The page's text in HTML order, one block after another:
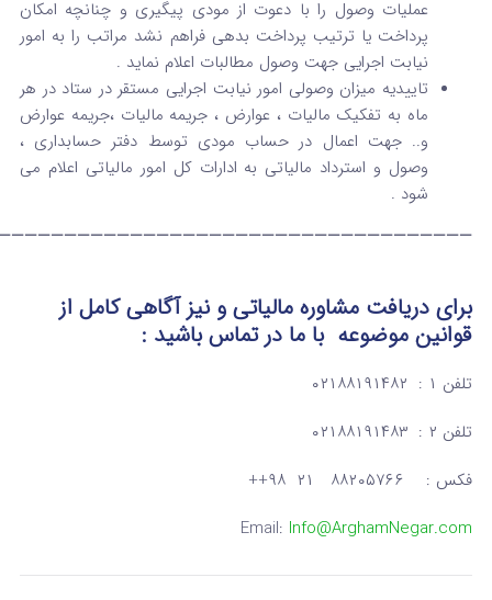
عملیات وصول را با دعوت از مودی پیگیری و چنانچه امکان
پرداخت یا ترتیب پرداخت بدهی فراهم نشد مراتب را به امور
نیابت اجرایی جهت وصول مطالبات اعلام نماید .
تاییدیه میزان وصولی امور نیابت اجرایی مستقر در ستاد در هر
ماه به تفکیک مالیات ، عوارض ، جریمه مالیات ،جریمه عوارض
و.. جهت اعمال در حساب مودی توسط دفتر حسابداری ،
وصول و استرداد مالیاتی به ادارات کل امور مالیاتی اعلام می
شود .
برای دریافت مشاوره مالیاتی و نیز آگاهی کامل از
قوانین موضوعه با ما در تماسباشید :
تلفن ۱ : ۰۲۱۸۸۱۹۱۴۸۲
تلفن ۲ : ۰۲۱۸۸۱۹۱۴۸۳
فکس : ۸۸۲۰۵۷۶۶ ۲۱ ۹۸++
Email: Info@ArghamNegar.com